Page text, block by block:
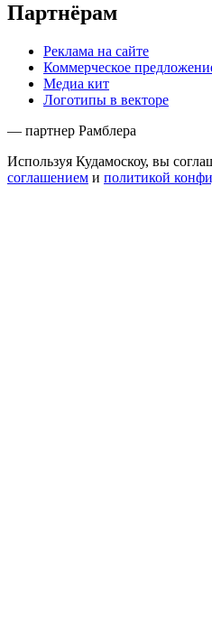
Партнёрам
Реклама на сайте
Коммерческое
Медиа кит
Логотипы в векторе
— партнер Рамблера
Используя Кудамоскоу, вы
соглашением и политикой